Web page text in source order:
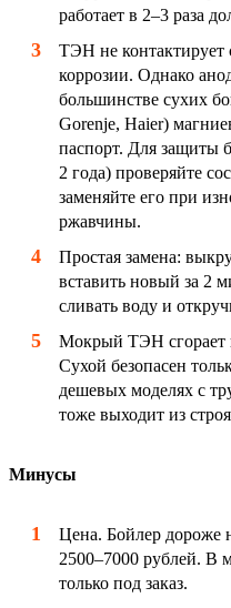
работает в 2–3 раза
ТЭН не контактирует
коррозии. Однако
большинстве сухих
Gorenje, Haier)
паспорт. Для защиты
2 года) проверяйте
заменяйте его при
ржавчины.
Простая замена:
вставить новый за 2
сливать воду и
Мокрый ТЭН сгорает
Сухой безопасен
дешевых моделях с
тоже выходит из
Минусы
Цена. Бойлер
2500–7000 рублей. В
только под заказ.